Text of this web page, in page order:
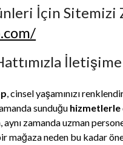
İçin Sitemizi
, cinsel yaşamınızı
sunduğu hizmetlerle
zamanda uzman
mağaza neden bu kadar